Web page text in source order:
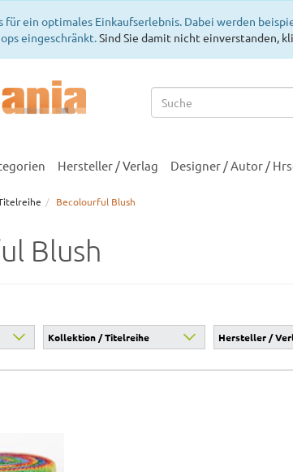
für ein optimales Einkaufserlebnis. Dabei werden
eingeschränkt.Sind Sie damit nicht einverstanden,
Hersteller / Verlag Designer / Autor /
Becolourful Blush
Blush
Kollektion / Titelreihe Hersteller /